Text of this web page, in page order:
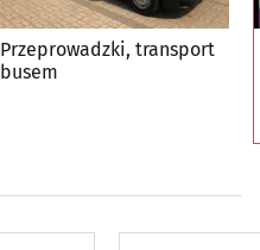
Przeprowadzki, transport
busem